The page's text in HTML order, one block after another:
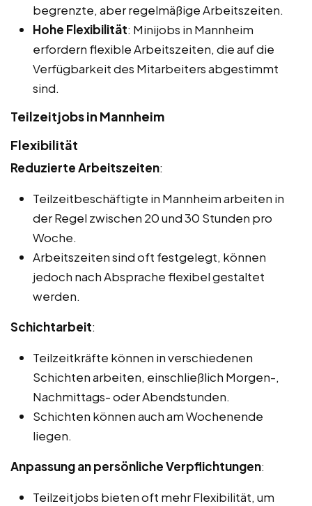
begrenzte, aber regelmäßige Arbeitszeiten.
Hohe Flexibilität: Minijobs in Mannheim
erfordern flexible Arbeitszeiten, die auf die
Verfügbarkeit des Mitarbeiters abgestimmt
sind.
Teilzeitjobs in Mannheim
Flexibilität
Reduzierte Arbeitszeiten:
Teilzeitbeschäftigte in Mannheim arbeiten in
der Regel zwischen 20 und 30 Stunden pro
Woche.
Arbeitszeiten sind oft festgelegt, können
jedoch nach Absprache flexibel gestaltet
werden.
Schichtarbeit:
Teilzeitkräfte können in verschiedenen
Schichten arbeiten, einschließlich Morgen-,
Nachmittags- oder Abendstunden.
Schichten können auch am Wochenende
liegen.
Anpassung an persönliche Verpflichtungen:
Teilzeitjobs bieten oft mehr Flexibilität, um